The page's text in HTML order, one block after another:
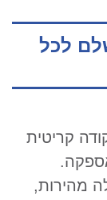
לכל
קריטית
מהירות,